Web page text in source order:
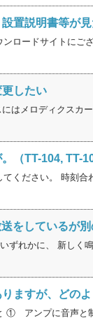
置説明書等が見
ロードサイトにご
したい
はメロディクスカ
（TT-104, TT-
ください。 時刻合
をしているが
れかに、 新しく
ますが、どの
① アンプに音声と